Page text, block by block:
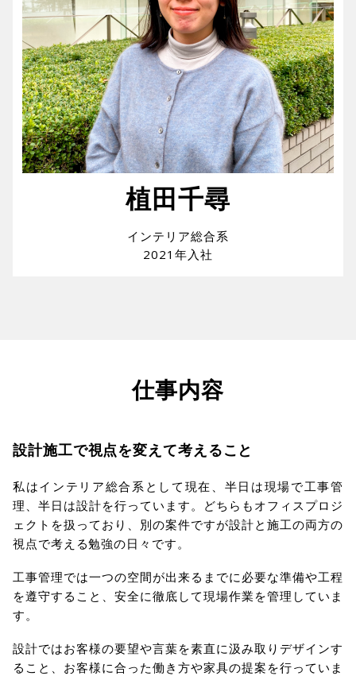
植田千尋
インテリア総合系
2021年入社
仕事内容
設計施工で視点を変えて考えること
私はインテリア総合系として現在、半日は現場で工事管
理、半日は設計を行っています。どちらもオフィスプロジ
ェクトを扱っており、別の案件ですが設計と施工の両方の
視点で考える勉強の日々です。
工事管理では一つの空間が出来るまでに必要な準備や工程
を遵守すること、安全に徹底して現場作業を管理していま
す。
設計ではお客様の要望や言葉を素直に汲み取りデザインす
ること、お客様に合った働き方や家具の提案を行っていま